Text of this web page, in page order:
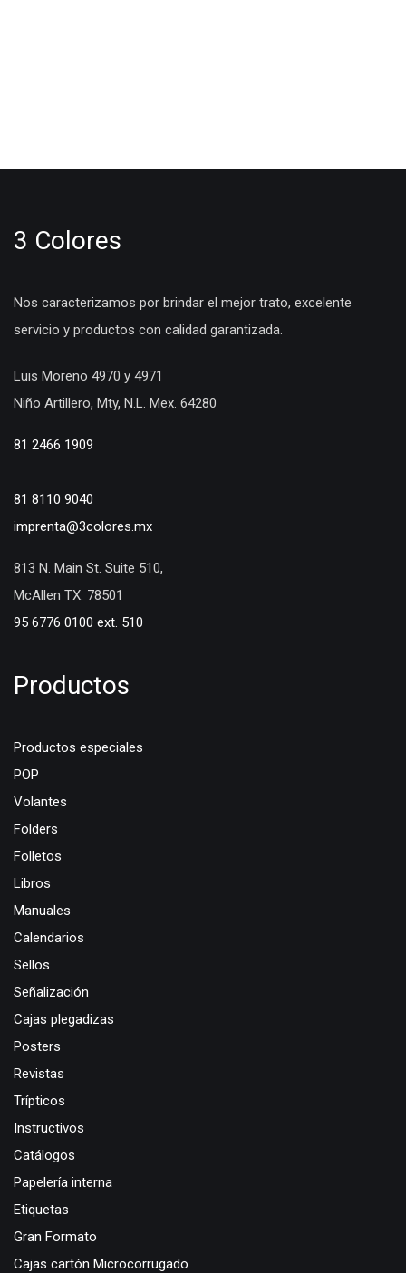
3 Colores
Nos caracterizamos por brindar el mejor trato, excelente
servicio y productos con calidad garantizada.
Luis Moreno 4970 y 4971
Niño Artillero, Mty, N.L. Mex. 64280
81 2466 1909
81 8110 9040
imprenta@3colores.mx
813 N. Main St. Suite 510,
McAllen TX. 78501
95 6776 0100 ext. 510
Productos
Productos especiales
POP
Volantes
Folders
Folletos
Libros
Manuales
Calendarios
Sellos
Señalización
Cajas plegadizas
Posters
Revistas
Trípticos
Instructivos
Catálogos
Papelería interna
Etiquetas
Gran Formato
Cajas cartón Microcorrugado